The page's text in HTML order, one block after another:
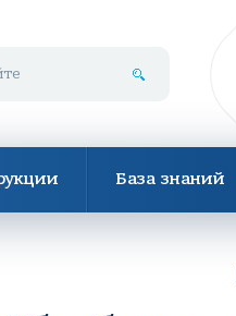
База знаний